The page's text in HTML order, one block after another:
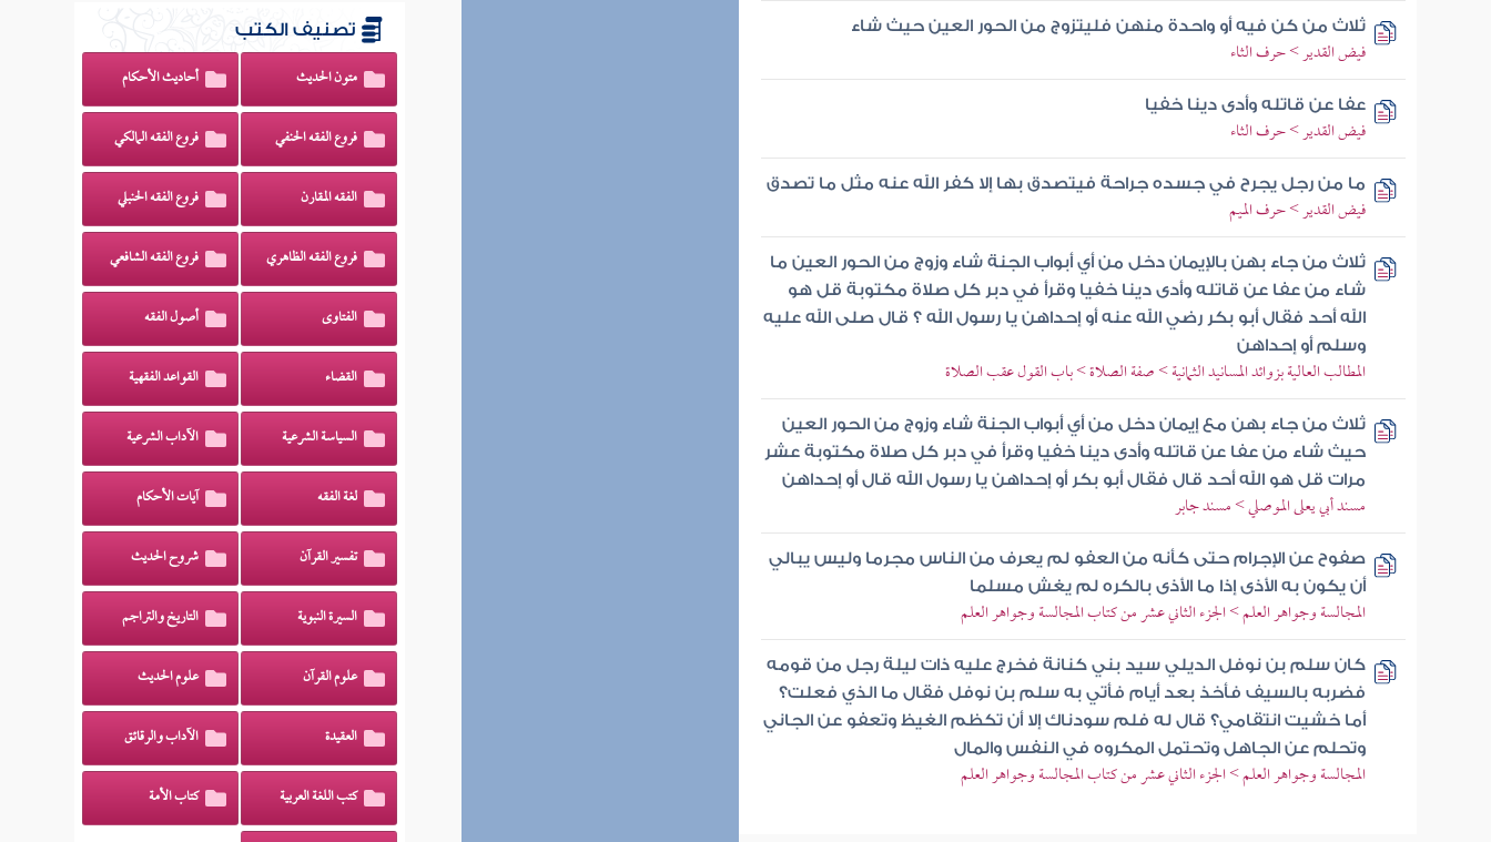
ثلاث من كن فيه أو واحدة منهن فليتزوج من الحور العين حيث شاء
فيض القدير > حرف الثاء
عفا عن قاتله وأدى دينا خفيا
فيض القدير > حرف الثاء
ما من رجل يجرح في جسده جراحة فيتصدق بها إلا كفر الله عنه مثل ما تصدق
فيض القدير > حرف الميم
ثلاث من جاء بهن بالإيمان دخل من أي أبواب الجنة شاء وزوج من الحور العين ما
شاء من عفا عن قاتله وأدى دينا خفيا وقرأ في دبر كل صلاة مكتوبة قل هو
الله أحد فقال أبو بكر رضي الله عنه أو إحداهن يا رسول الله ؟ قال صلى الله عليه
وسلم أو إحداهن
المطالب العالية بزوائد المسانيد الثمانية > صفة الصلاة > باب القول عقب الصلاة
ثلاث من جاء بهن مع إيمان دخل من أي أبواب الجنة شاء وزوج من الحور العين
حيث شاء من عفا عن قاتله وأدى دينا خفيا وقرأ في دبر كل صلاة مكتوبة عشر
مرات قل هو الله أحد قال فقال أبو بكر أو إحداهن يا رسول الله قال أو إحداهن
مسند أبي يعلى الموصلي > مسند جابر
صفوح عن الإجرام حتى كأنه من العفو لم يعرف من الناس مجرما وليس يبالي
أن يكون به الأذى إذا ما الأذى بالكره لم يغش مسلما
المجالسة وجواهر العلم > الجزء الثاني عشر من كتاب المجالسة وجواهر العلم
كان سلم بن نوفل الديلي سيد بني كنانة فخرج عليه ذات ليلة رجل من قومه
فضربه بالسيف فأخذ بعد أيام فأتي به سلم بن نوفل فقال ما الذي فعلت؟
أما خشيت انتقامي؟ قال له فلم سودناك إلا أن تكظم الغيظ وتعفو عن الجاني
وتحلم عن الجاهل وتحتمل المكروه في النفس والمال
المجالسة وجواهر العلم > الجزء الثاني عشر من كتاب المجالسة وجواهر العلم
تصنيف الكتب
متون الحديث أحاديث الأحكام
فروع الفقه الحنفي فروع الفقه المالكي
الفقه المقارن فروع الفقه الحنبلي
فروع الفقه الظاهري فروع الفقه الشافعي
الفتاوى أصول الفقه
القضاء القواعد الفقهية
السياسة الشرعية الآداب الشرعية
لغة الفقه آيات الأحكام
تفسير القرآن شروح الحديث
السيرة النبوية التاريخ والتراجم
علوم القرآن علوم الحديث
العقيدة الآداب والرقائق
كتب اللغة العربية كتاب الأمة